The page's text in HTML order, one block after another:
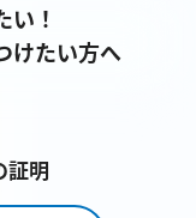
い！
けたい方へ
証明